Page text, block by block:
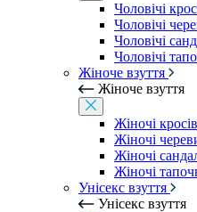
Чоловічі
Чоловічі
Чоловічі
Чоловічі
Жіноче взуття
Жіноче взуття
Жіночі
Жіночі
Жіночі
Жіночі
Унісекс взуття
Унісекс взуття